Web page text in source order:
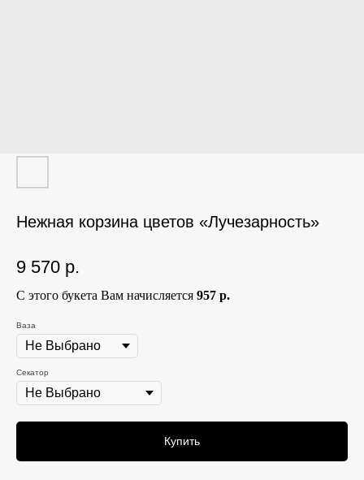
Нежная корзина цветов «Лучезарность»
9 570 р.
С этого букета Вам начисляется 957 р.
Ваза
Секатор
Купить